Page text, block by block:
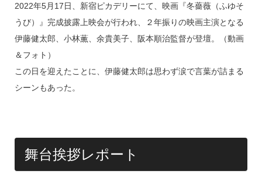
e
a
s
e
n
e
c
e
o
2022年5月17日、新宿ピカデリーにて、映画『冬薔薇（ふゆそ
うび）』完成披露上映会が行われ、２年振りの映画主演となる
伊藤健太郎、小林薫、余貴美子、阪本順治監督が登壇。（動画
＆フォト）
この日を迎えたことに、伊藤健太郎は思わず涙で言葉が詰まる
シーンもあった。
舞台挨拶レポート